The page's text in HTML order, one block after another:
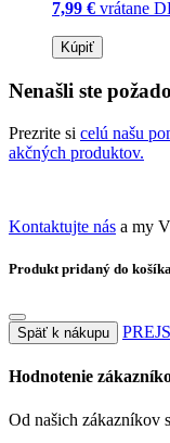
7,99 € vrátane
Kúpiť
Nenašli ste
Prezrite si celú našu
akčných produktov.
Kontaktujte nás a my
Produkt pridaný do
Späť k nákupu
Hodnotenie
Od našich zákazníkov